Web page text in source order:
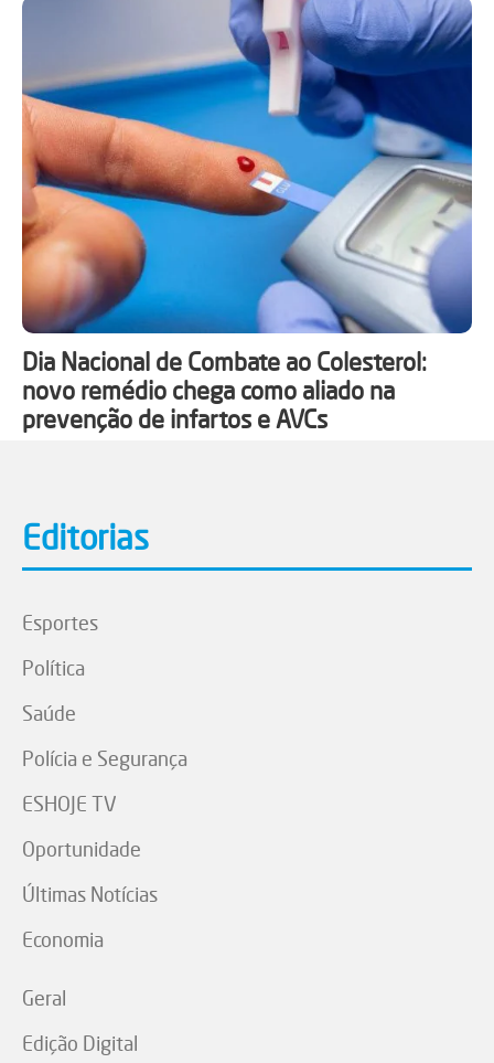
Dia Nacional de Combate ao Colesterol:
novo remédio chega como aliado na
prevenção de infartos e AVCs
Editorias
Esportes
Política
Saúde
Polícia e Segurança
ESHOJE TV
Oportunidade
Últimas Notícias
Economia
Geral
Edição Digital